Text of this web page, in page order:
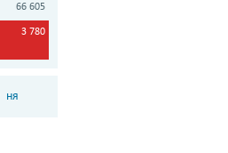
66 605
3 780
ня